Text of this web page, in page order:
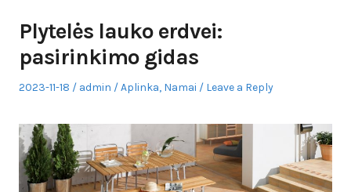
Plytelės lauko erdvei:
pasirinkimo gidas
Posted
2023-11-18 Author
admin
Posted
Aplinka, Namai Leave a Reply